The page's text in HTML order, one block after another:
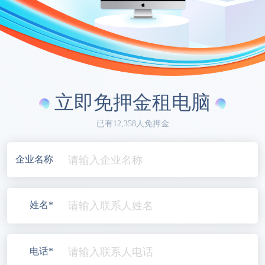
立即免押金租电脑
已有12,358人免押金
企业名称
姓名*
电话*